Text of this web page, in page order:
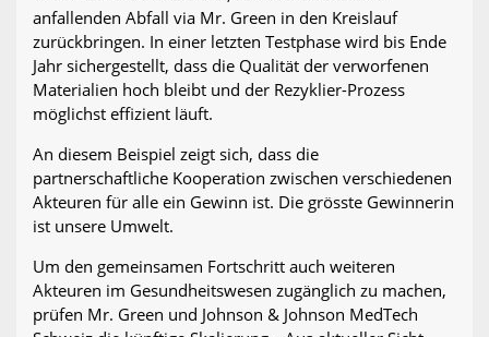
anfallenden Abfall via Mr. Green in den Kreislauf
zurückbringen. In einer letzten Testphase wird bis Ende
Jahr sichergestellt, dass die Qualität der verworfenen
Materialien hoch bleibt und der Rezyklier-Prozess
möglichst effizient läuft.
An diesem Beispiel zeigt sich, dass die
partnerschaftliche Kooperation zwischen verschiedenen
Akteuren für alle ein Gewinn ist. Die grösste Gewinnerin
ist unsere Umwelt.
Um den gemeinsamen Fortschritt auch weiteren
Akteuren im Gesundheitswesen zugänglich zu machen,
prüfen Mr. Green und Johnson & Johnson MedTech